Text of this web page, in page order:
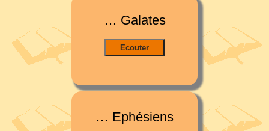
… Galates
… Ephésiens